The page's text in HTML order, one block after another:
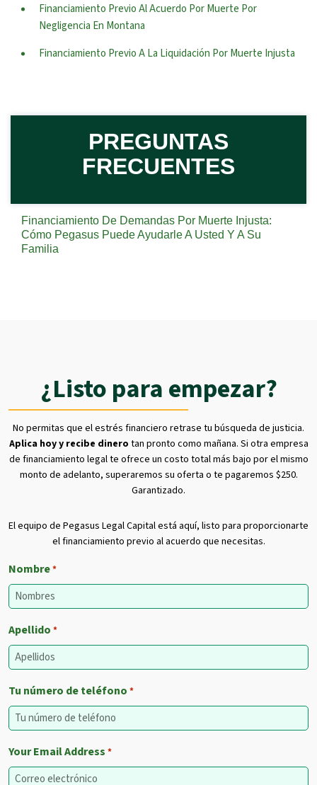
Financiamiento Previo Al Acuerdo Por Muerte Por
Negligencia En Montana
Financiamiento Previo A La Liquidación Por Muerte Injusta
PREGUNTAS
FRECUENTES
Financiamiento De Demandas Por Muerte Injusta:
Cómo Pegasus Puede Ayudarle A Usted Y A Su
Familia
¿Listo para empezar?
No permitas que el estrés financiero retrase tu búsqueda de justicia.
Aplica hoy y recibe dinero tan pronto como mañana. Si otra empresa
de financiamiento legal te ofrece un costo total más bajo por el mismo
monto de adelanto, superaremos su oferta o te pagaremos $250.
Garantizado.
El equipo de Pegasus Legal Capital está aquí, listo para proporcionarte
el financiamiento previo al acuerdo que necesitas.
Nombre*
Apellido *
Tu número de teléfono *
Your Email Address *